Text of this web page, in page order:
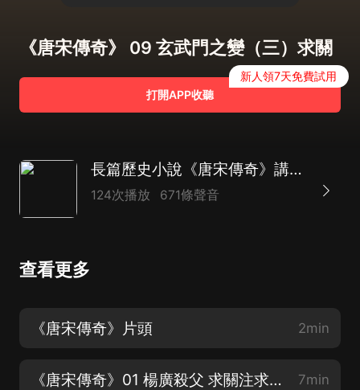
《唐宋傳奇》 09 玄武門之變（三）求關
打開APP收聽
新人領7天免費試用
長篇歷史小說《唐宋傳奇》講述唐宋兩朝的興衰
124次播放 671條聲音
查看更多
《唐宋傳奇》片頭 2min
《唐宋傳奇》01 楊廣殺父 求關注求月票 7min